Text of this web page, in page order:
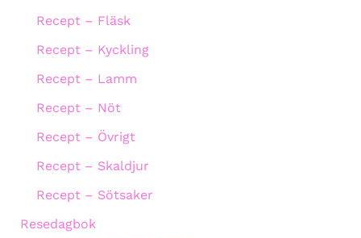
Recept – Fläsk
Recept – Kyckling
Recept – Lamm
Recept – Nöt
Recept – Övrigt
Recept – Skaldjur
Recept – Sötsaker
Resedagbok